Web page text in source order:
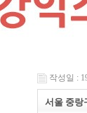
작성일 :
서울 중랑